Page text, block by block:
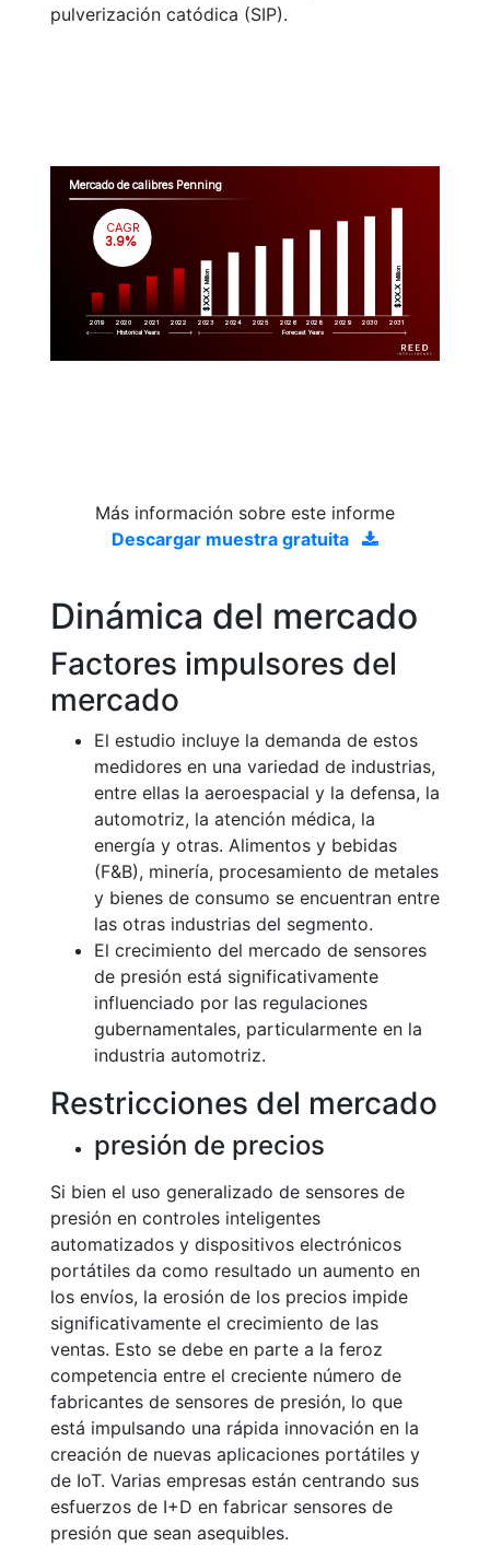
pulverización catódica (SIP).
Mercado de calibres Penning
2019 2020 2021 2022 2023 2024 2025 2026 2028 2029 2030 2031
$XX.X
Million
$XX.X
Million
CAGR
3.9%
Historical Years Forecast Years
Más información sobre este informe
Descargar muestra gratuita
Dinámica del mercado
Factores impulsores del
mercado
El estudio incluye la demanda de estos
medidores en una variedad de industrias,
entre ellas la aeroespacial y la defensa, la
automotriz, la atención médica, la
energía y otras. Alimentos y bebidas
(F&B), minería, procesamiento de metales
y bienes de consumo se encuentran entre
las otras industrias del segmento.
El crecimiento del mercado de sensores
de presión está significativamente
influenciado por las regulaciones
gubernamentales, particularmente en la
industria automotriz.
Restricciones del mercado
presión de precios
Si bien el uso generalizado de sensores de
presión en controles inteligentes
automatizados y dispositivos electrónicos
portátiles da como resultado un aumento en
los envíos, la erosión de los precios impide
significativamente el crecimiento de las
ventas. Esto se debe en parte a la feroz
competencia entre el creciente número de
fabricantes de sensores de presión, lo que
está impulsando una rápida innovación en la
creación de nuevas aplicaciones portátiles y
de IoT. Varias empresas están centrando sus
esfuerzos de I+D en fabricar sensores de
presión que sean asequibles.